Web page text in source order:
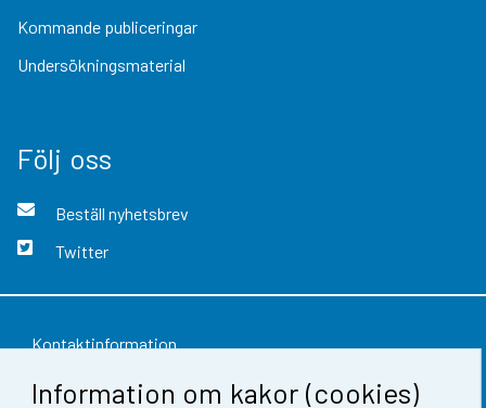
Information om kakor (cookies)
Kommande publiceringar
Undersökningsmaterial
Följ oss
Beställ nyhetsbrev
Twitter
Kontaktinformation
Respons